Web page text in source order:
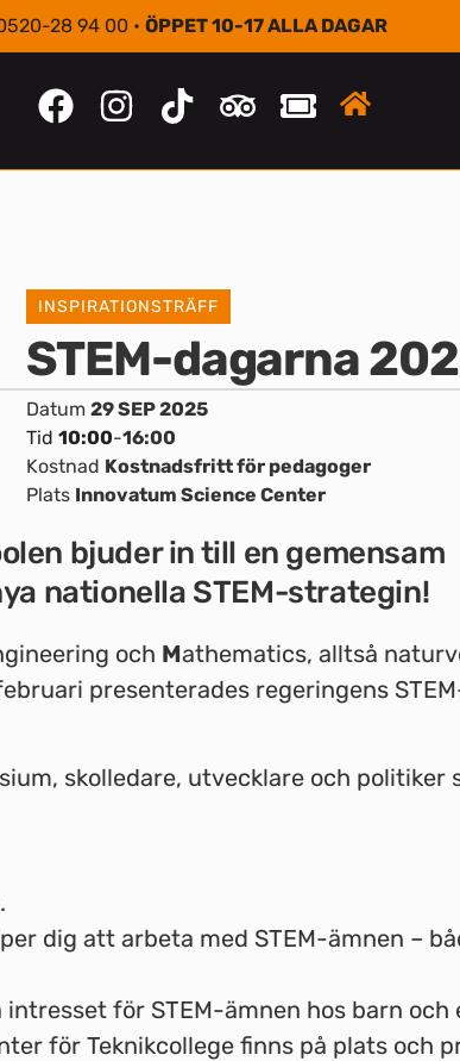
28 94 00 • ÖPPET 10-17 ALLA DAGAR
INSPIRATIONSTRÄFF
STEM-dagarna
Datum 29 SEP 2025
Tid 10:00-16:00
Kostnad Kostnadsfritt för pedagoger
Plats Innovatum Science Center
bjuder in till en gemensam
nationella STEM-strategin!
och Mathematics, alltså
presenterades regeringens
skolledare, utvecklare och politiker
.
dig att arbeta med STEM-ämnen –
för STEM-ämnen hos barn och
för Teknikcollege finns på plats och